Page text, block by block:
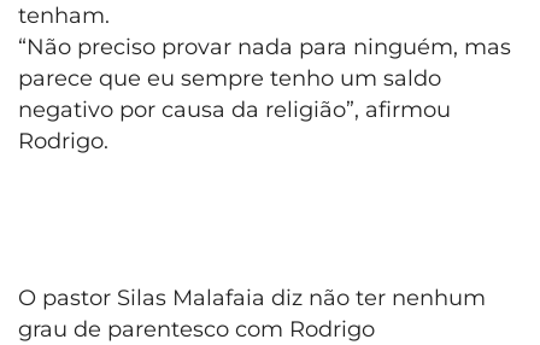
tenham.
“Não preciso provar nada para ninguém, mas
parece que eu sempre tenho um saldo
negativo por causa da religião”, afirmou
Rodrigo.
O pastor Silas Malafaia diz não ter nenhum
grau de parentesco com Rodrigo